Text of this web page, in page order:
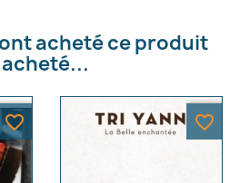
acheté ce produit
favorite_border favorite_border
d'envies ×